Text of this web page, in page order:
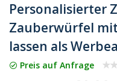
Personalisierter
Zauberwürfel
lassen als
Preis auf Anfrage